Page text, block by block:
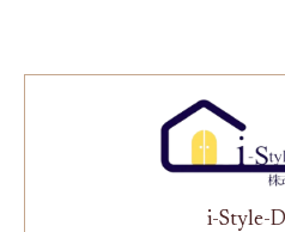
i-Style-